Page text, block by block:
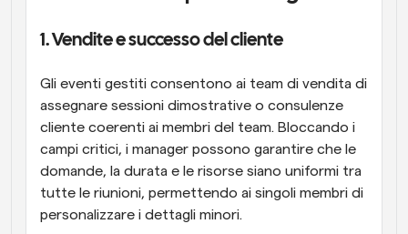
1. Vendite e successo del cliente
Gli eventi gestiti consentono ai team di vendita di
assegnare sessioni dimostrative o consulenze
cliente coerenti ai membri del team. Bloccando i
campi critici, i manager possono garantire che le
domande, la durata e le risorse siano uniformi tra
tutte le riunioni, permettendo ai singoli membri di
personalizzare i dettagli minori.